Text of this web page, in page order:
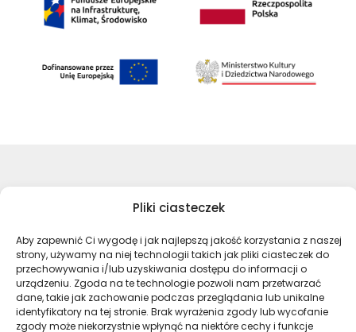
Pliki ciasteczek
Aby zapewnić Ci wygodę i jak najlepszą jakość korzystania z naszej
strony, używamy na niej technologii takich jak pliki ciasteczek do
przechowywania i/lub uzyskiwania dostępu do informacji o
urządzeniu. Zgoda na te technologie pozwoli nam przetwarzać
dane, takie jak zachowanie podczas przeglądania lub unikalne
identyfikatory na tej stronie. Brak wyrażenia zgody lub wycofanie
zgody może niekorzystnie wpłynąć na niektóre cechy i funkcje
Wykonanie:nFinity.pl
Deklaracja dostępności
Polityka prywatności
Mapa strony